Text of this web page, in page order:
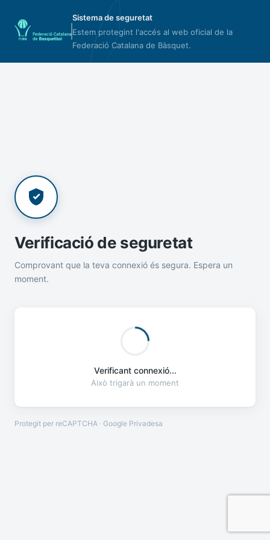
Sistema de seguretat
Estem protegint l'accés al web oficial de la
Federació Catalana de Bàsquet.
Verificació de seguretat
Comprovant que la teva connexió és segura. Espera un
moment.
Verificant connexió...
Això trigarà un moment
Protegit per reCAPTCHA · Google Privadesa